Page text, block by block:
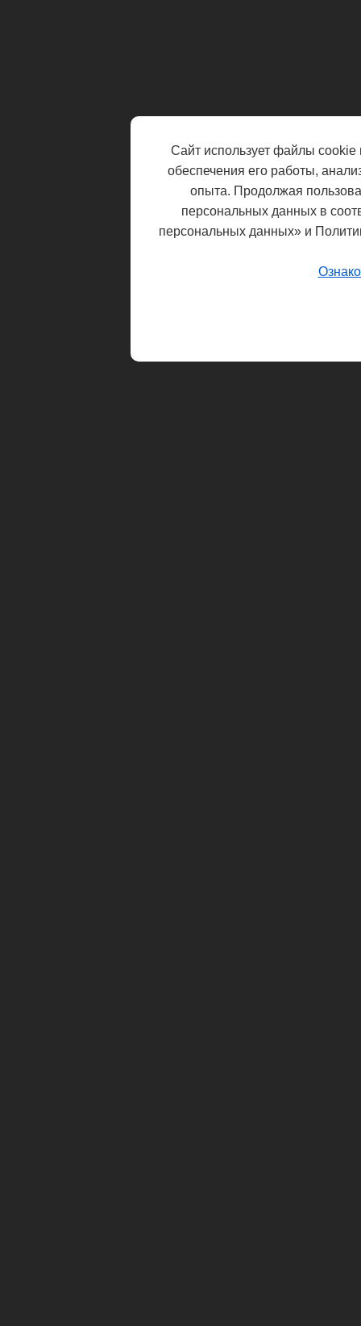
Сайт использует файлы cookie
обеспечения его работы,
опыта. Продолжая
персональных данных в
персональных данных» и